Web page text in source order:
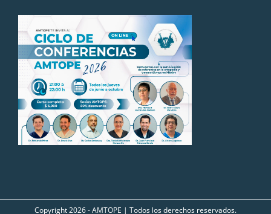
Copyright2026 - AMTOPE | Todos los derechos reservados.